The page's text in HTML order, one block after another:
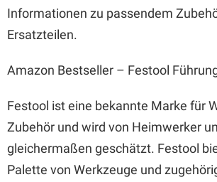
Informationen zu passendem
Ersatzteilen.
Amazon Bestseller – Festool
Festool ist eine bekannte Marke für
Zubehör und wird von Heimwerker
gleichermaßen geschätzt. Festool
Palette von Werkzeuge und